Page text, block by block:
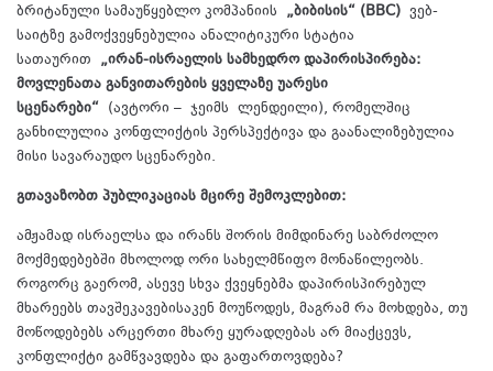
ბრიტანული სამაუწყებლო კომპანიის „ბიბისის“ (BBC) ვებ-
საიტზე გამოქვეყნებულია ანალიტიკური სტატია
სათაურით „ირან-ისრაელის სამხედრო დაპირისპირება:
მოვლენათა განვითარების ყველაზე უარესი
სცენარები“ (ავტორი – ჯეიმს ლენდეილი), რომელშიც
განხილულია კონფლიქტის პერსპექტივა და გაანალიზებულია
მისი სავარაუდო სცენარები.
გთავაზობთ პუბლიკაციას მცირე შემოკლებით:
ამჟამად ისრაელსა და ირანს შორის მიმდინარე საბრძოლო
მოქმედებებში მხოლოდ ორი სახელმწიფო მონაწილეობს.
როგორც გაერომ, ასევე სხვა ქვეყნებმა დაპირისპირებულ
მხარეებს თავშეკავებისაკენ მოუწოდეს, მაგრამ რა მოხდება, თუ
მოწოდებებს არცერთი მხარე ყურადღებას არ მიაქცევს,
კონფლიქტი გამწვავდება და გაფართოვდება?